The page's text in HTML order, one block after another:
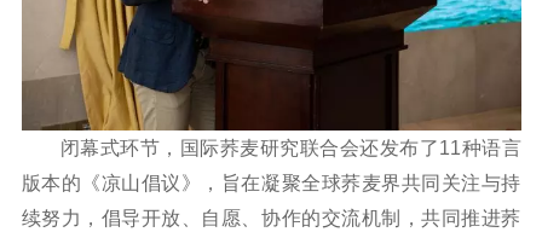
闭幕式环节，国际荞麦研究联合会还发布了11种语言
版本的《凉山倡议》，旨在凝聚全球荞麦界共同关注与持
续努力，倡导开放、自愿、协作的交流机制，共同推进荞